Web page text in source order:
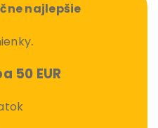
najlepšie
.
50 EUR